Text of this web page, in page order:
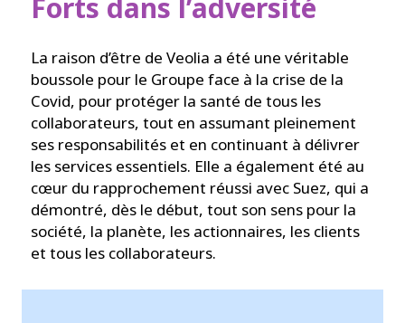
Forts dans l’adversité
La raison d’être de Veolia a été une véritable
boussole pour le Groupe face à la crise de la
Covid, pour protéger la santé de tous les
collaborateurs, tout en assumant pleinement
ses responsabilités et en continuant à délivrer
les services essentiels. Elle a également été au
cœur du rapprochement réussi avec Suez, qui a
démontré, dès le début, tout son sens pour la
société, la planète, les actionnaires, les clients
et tous les collaborateurs.